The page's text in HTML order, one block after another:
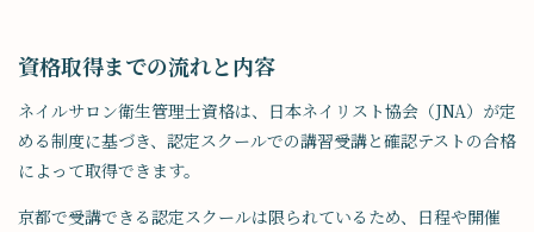
資格取得までの流れと内容
ネイルサロン衛生管理士資格は、日本ネイリスト協会（JNA）が定
める制度に基づき、認定スクールでの講習受講と確認テストの合格
によって取得できます。
京都で受講できる認定スクールは限られているため、日程や開催